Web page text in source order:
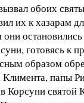
обоих
их к хазарам
остановились
готовясь к
образом
папы
Корсуни святой